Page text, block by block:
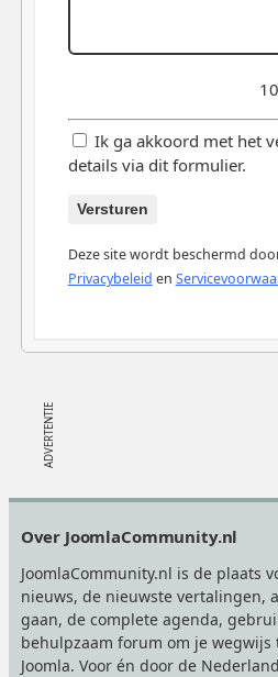
Ik ga akkoord met het
details via dit formulier.
Versturen
Deze site wordt beschermd
Privacybeleid en
Over JoomlaCommunity.nl
JoomlaCommunity.nl is de plaats
nieuws, de nieuwste vertalingen,
gaan, de complete agenda,
behulpzaam forum om je wegwijs
Joomla. Voor én door de